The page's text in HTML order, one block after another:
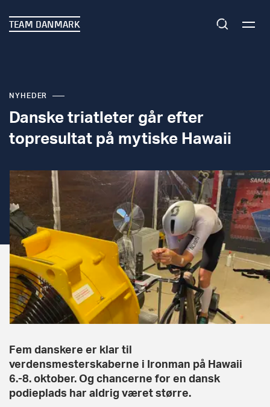
TEAM DANMARK
NYHEDER
Danske triatleter går efter
topresultat på mytiske Hawaii
Fem danskere er klar til
verdensmesterskaberne i Ironman på Hawaii
6.-8. oktober. Og chancerne for en dansk
podieplads har aldrig været større.